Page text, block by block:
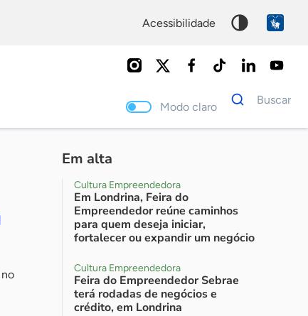
acessibilidade
Modo claro
Dados
para
Buscar
Em alta
Cultura Empreendedora
Em Londrina, Feira do
Empreendedor reúne caminhos
para quem deseja iniciar,
fortalecer ou expandir um negócio
Cultura Empreendedora
Feira do Empreendedor Sebrae
terá rodadas de negócios e
crédito, em Londrina